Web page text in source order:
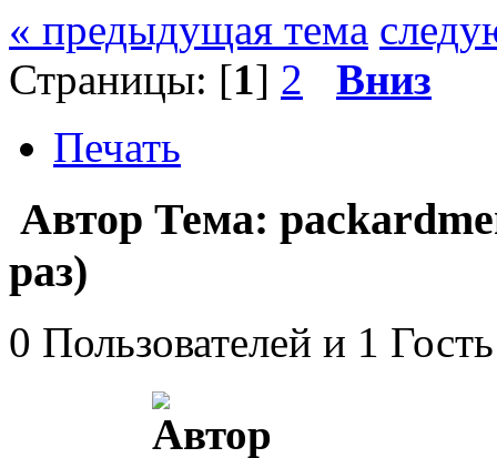
« предыдущая тема
Страницы: [1] 2
Вниз
Печать
Автор Тема:
раз)
0 Пользователей и 1